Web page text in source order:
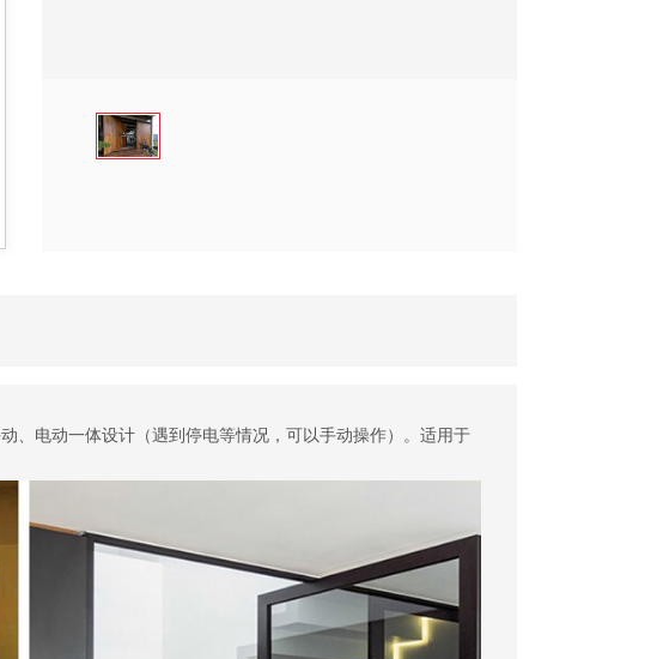
、电动一体设计（遇到停电等情况，可以手动操作）。适用于